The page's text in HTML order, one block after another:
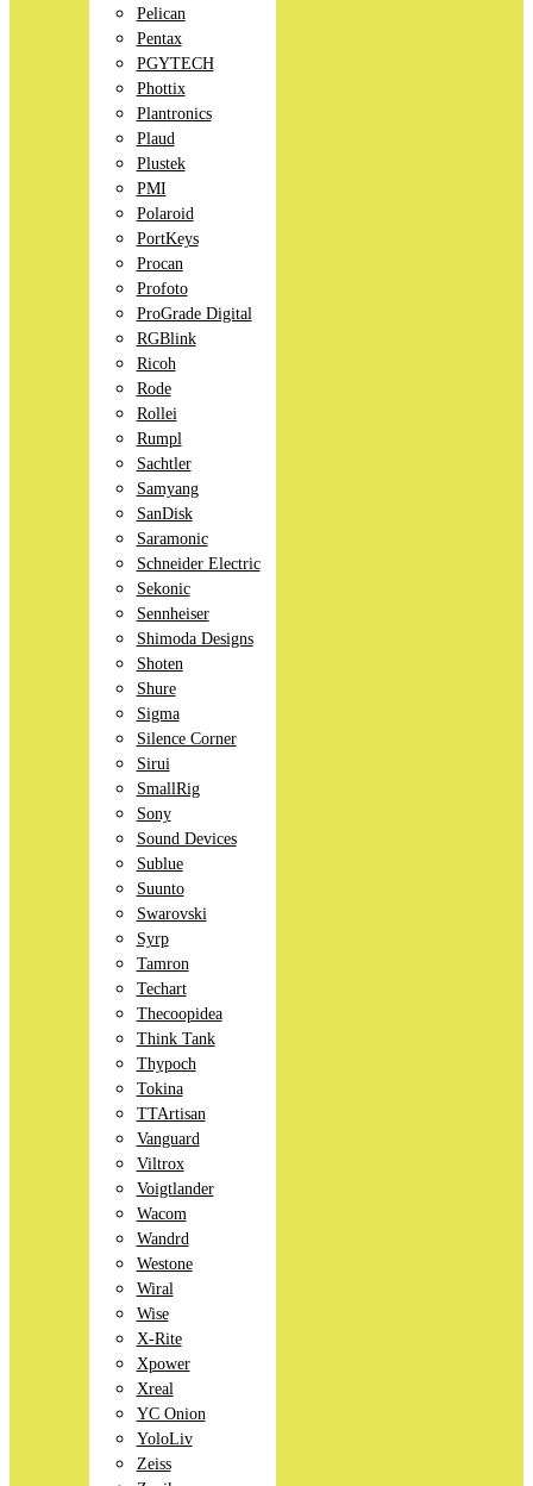
Pelican
Pentax
PGYTECH
Phottix
Plantronics
Plaud
Plustek
PMI
Polaroid
PortKeys
Procan
Profoto
ProGrade Digital
RGBlink
Ricoh
Rode
Rollei
Rumpl
Sachtler
Samyang
SanDisk
Saramonic
Schneider Electric
Sekonic
Sennheiser
Shimoda Designs
Shoten
Shure
Sigma
Silence Corner
Sirui
SmallRig
Sony
Sound Devices
Sublue
Suunto
Swarovski
Syrp
Tamron
Techart
Thecoopidea
Think Tank
Thypoch
Tokina
TTArtisan
Vanguard
Viltrox
Voigtlander
Wacom
Wandrd
Westone
Wiral
Wise
X-Rite
Xpower
Xreal
YC Onion
YoloLiv
Zeiss